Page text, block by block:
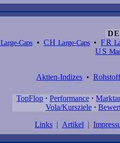
DE
Large-Caps• CH Large-Caps•FR
US
Aktien-Indizes •
TopFlop · Performance ·
Vola/Kursziele ·
Links | Artikel |